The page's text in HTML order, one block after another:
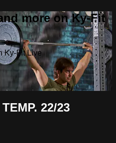
more on Ky-Fit
Ky-Fit Live
22/23